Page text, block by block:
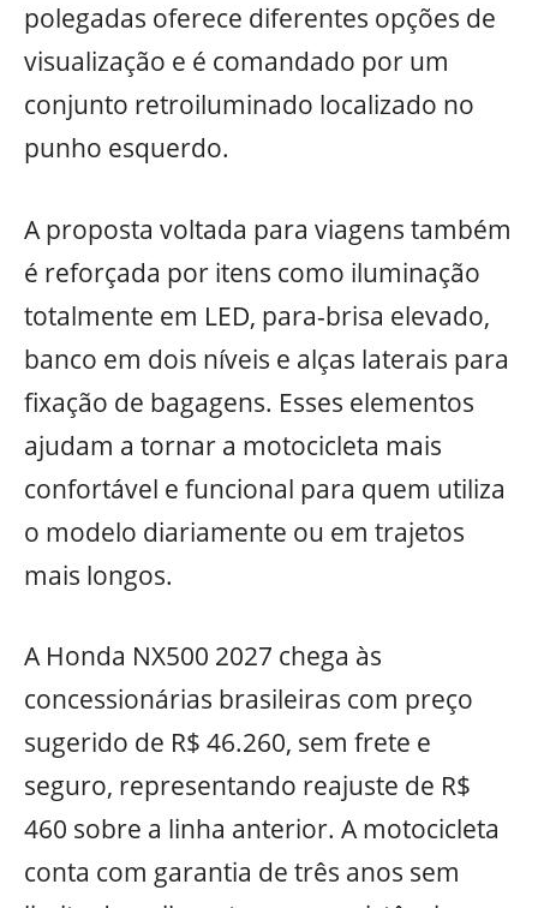
polegadas oferece diferentes opções de
visualização e é comandado por um
conjunto retroiluminado localizado no
punho esquerdo.
A proposta voltada para viagens também
é reforçada por itens como iluminação
totalmente em LED, para-brisa elevado,
banco em dois níveis e alças laterais para
fixação de bagagens. Esses elementos
ajudam a tornar a motocicleta mais
confortável e funcional para quem utiliza
o modelo diariamente ou em trajetos
mais longos.
A Honda NX500 2027 chega às
concessionárias brasileiras com preço
sugerido de R$ 46.260, sem frete e
seguro, representando reajuste de R$
460 sobre a linha anterior. A motocicleta
conta com garantia de três anos sem